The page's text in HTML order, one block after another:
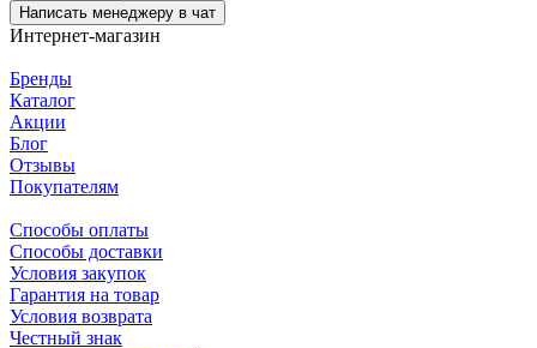
Написать менеджеру в чат
Интернет-магазин
Бренды
Каталог
Акции
Блог
Отзывы
Покупателям
Способы оплаты
Способы доставки
Условия закупок
Гарантия на товар
Условия возврата
Честный знак